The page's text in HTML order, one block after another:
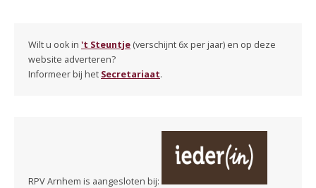
Wilt u ook in 't Steuntje (verschijnt 6x per jaar) en op deze
website adverteren?
Informeer bij het Secretariaat.
RPV Arnhem is aangesloten bij: